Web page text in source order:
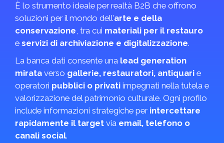
È lo strumento ideale per realtà B2B che offrono
soluzioni per il mondo dell’arte e della
conservazione, tra cui materiali per il restauro
e servizi di archiviazione e digitalizzazione.
La banca dati consente una lead generation
mirata verso gallerie, restauratori, antiquari e
operatori pubblici o privati impegnati nella tutela e
valorizzazione del patrimonio culturale. Ogni profilo
include informazioni strategiche per intercettare
rapidamente il target via email, telefono o
canali social.